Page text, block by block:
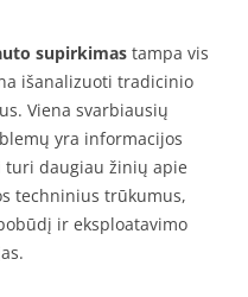
supirkimas tampa vis
išanalizuoti tradicinio
Viena svarbiausių
yra informacijos
turi daugiau žinių apie
techninius trūkumus,
ir eksploatavimo